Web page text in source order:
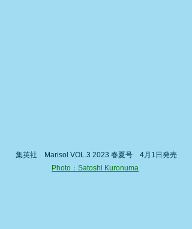
集英社　Marisol VOL.3 2023 春夏号　4月1日発売
Photo：Satoshi Kuronuma